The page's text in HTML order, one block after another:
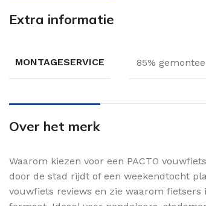
Extra informatie
MONTAGESERVICE 85%
Over het merk
Waarom kiezen voor een PACTO
door de stad rijdt of een weekendtocht
vouwfiets reviews en zie waarom